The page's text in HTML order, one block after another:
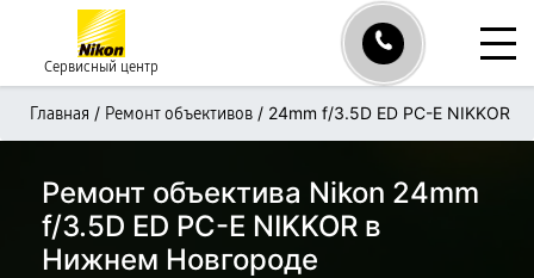
Сервисный центр
Главная / Ремонт объективов / 24mm f/3.5D ED PC-E NIKKOR
Ремонт объектива Nikon 24mm
f/3.5D ED PC-E NIKKOR в
Нижнем Новгороде